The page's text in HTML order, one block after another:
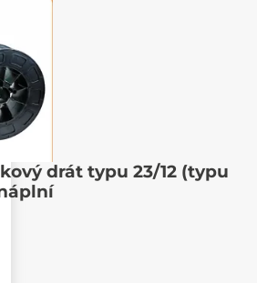
drát typu 23/12 (typu